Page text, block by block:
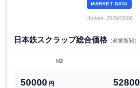
MARKET DATA
Update: 2026/08/06
日本鉄スクラップ総合価格（産業新聞）
H2
50000 円 52800